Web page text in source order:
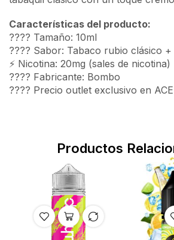
Características del producto:
???? Tamaño: 10ml
???? Sabor: Tabaco rubio clásico +
⚡ Nicotina: 20mg (sales de nicotina)
???? Fabricante: Bombo
????️ Precio outlet exclusivo en
Productos